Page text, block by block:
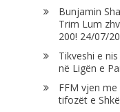
Bunjamin
Trim Lum
200! 24/07/
Tikveshi e
në Ligën e
FFM vjen
tifozët e